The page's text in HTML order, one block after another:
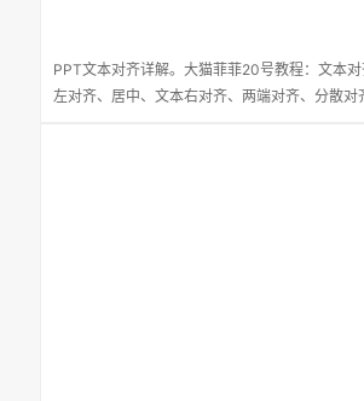
PPT文本对齐详解。大猫菲菲20号教程：文本
左对齐、居中、文本右对齐、两端对齐、分散对